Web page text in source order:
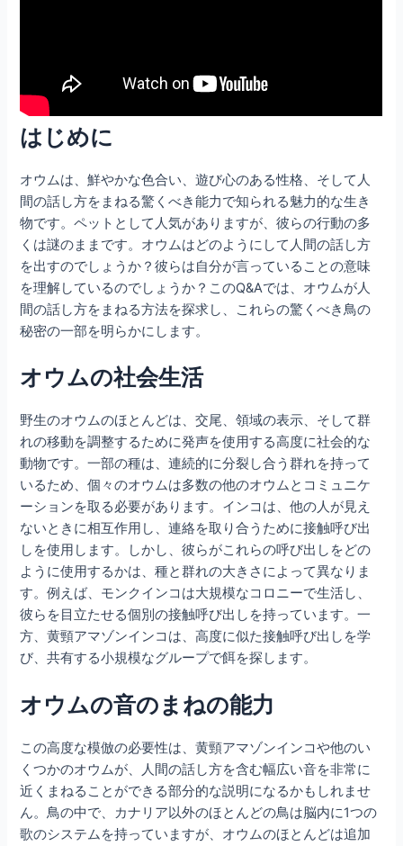
はじめに
オウムは、鮮やかな色合い、遊び心のある性格、そして人
間の話し方をまねる驚くべき能力で知られる魅力的な生き
物です。ペットとして人気がありますが、彼らの行動の多
くは謎のままです。オウムはどのようにして人間の話し方
を出すのでしょうか？彼らは自分が言っていることの意味
を理解しているのでしょうか？このQ&Aでは、オウムが人
間の話し方をまねる方法を探求し、これらの驚くべき鳥の
秘密の一部を明らかにします。
オウムの社会生活
野生のオウムのほとんどは、交尾、領域の表示、そして群
れの移動を調整するために発声を使用する高度に社会的な
動物です。一部の種は、連続的に分裂し合う群れを持って
いるため、個々のオウムは多数の他のオウムとコミュニケ
ーションを取る必要があります。インコは、他の人が見え
ないときに相互作用し、連絡を取り合うために接触呼び出
しを使用します。しかし、彼らがこれらの呼び出しをどの
ように使用するかは、種と群れの大きさによって異なりま
す。例えば、モンクインコは大規模なコロニーで生活し、
彼らを目立たせる個別の接触呼び出しを持っています。一
方、黄頸アマゾンインコは、高度に似た接触呼び出しを学
び、共有する小規模なグループで餌を探します。
オウムの音のまねの能力
この高度な模倣の必要性は、黄頸アマゾンインコや他のい
くつかのオウムが、人間の話し方を含む幅広い音を非常に
近くまねることができる部分的な説明になるかもしれませ
ん。鳥の中で、カナリア以外のほとんどの鳥は脳内に1つの
歌のシステムを持っていますが、オウムのほとんどは追加